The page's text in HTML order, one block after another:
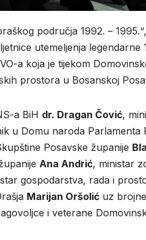
područja 1992. –
utemeljenja legendarne
a koja je tijekom
prostora u Bosanskoj
a BiH dr. Dragan Čović,
u Domu naroda Parlamenta
Posavske županije
Ana Andrić, ministar
gospodarstva, rada i
Marijan Oršolić uz
i veterane